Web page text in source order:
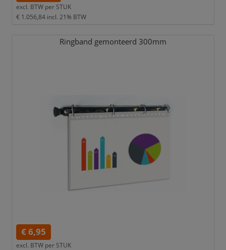
excl. BTW per STUK
€ 1.056,84 incl. 21% BTW
Ringband gemonteerd 300mm
€ 6,95
excl. BTW per STUK